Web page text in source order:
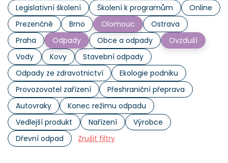
Legislativní školení Školení k programům
Online
Prezenčně
Brno Olomouc
Ostrava
Praha
Odpady Obce a odpady
Ovzduší
Vody
Kovy
Stavební odpady
Odpady ze zdravotnictví
Ekologie podniku
Provozovatel zařízení
Přeshraniční přeprava
Autovraky
Konec režimu odpadu
Vedlejší produkt
Nařízení
Výrobce
Dřevní odpad
Zrušit filtry